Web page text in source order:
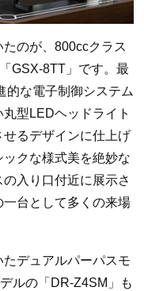
のが、800ccクラス
GSX-8TT」です。最
的な電子制御システム
型LEDヘッドライト
るデザインに仕上げ
クな様式美を絶妙な
入り口付近に展示さ
台として多くの来場
デュアルパーパスモ
ルの「DR-Z4SM」も